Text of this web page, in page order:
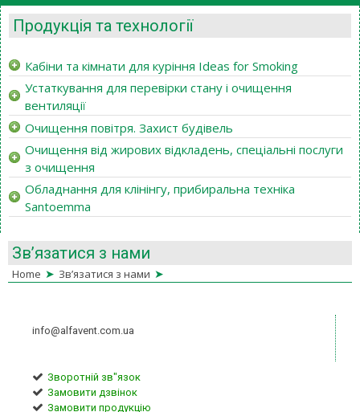
Продукція та технології
Кабіни та кімнати для куріння Ideas for Smoking
Устаткування для перевірки стану і очищення
вентиляції
Очищення повітря. Захист будівель
Очищення від жирових відкладень, спеціальні послуги
з очищення
Обладнання для клінінгу, прибиральна техніка
Santoemma
Зв’язатися з нами
Home ➤ Зв’язатися з нами ➤
info@alfavent.com.ua
Зворотній зв"язок
Замовити дзвінок
Замовити продукцію